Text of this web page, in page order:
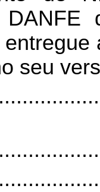
DANFE
seu